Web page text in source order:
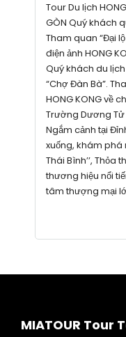
Tour Du lịch
GÒN Quý khách
Tham quan “Đại
điện ảnh HONG
Quý khách du
“Chợ Đàn Bà”.
HONG KONG về
Trường Dương Tử
Ngắm cảnh tại
xuống, khám phá
Thái Bình’’,
thương hiệu nổi
tâm thượng mại
MIATOUR Tour